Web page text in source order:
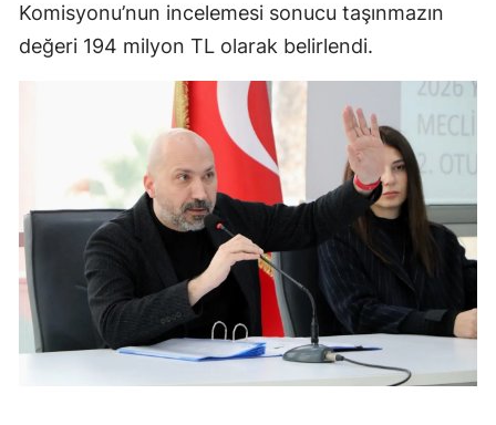
Komisyonu’nun incelemesi sonucu taşınmazın
değeri 194 milyon TL olarak belirlendi.